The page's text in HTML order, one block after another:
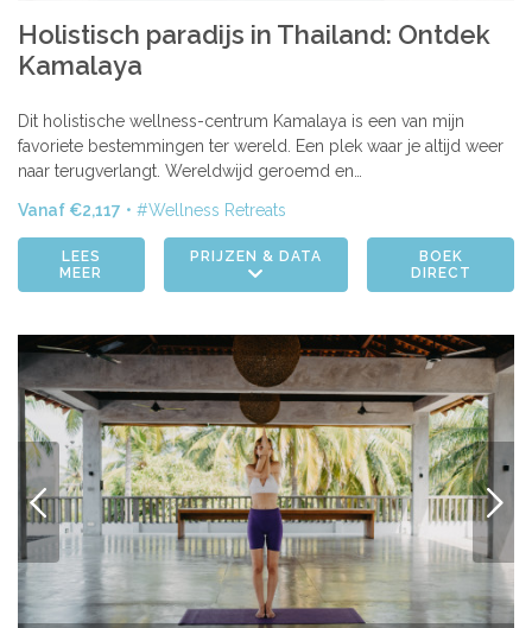
Holistisch paradijs in Thailand: Ontdek
Kamalaya
Dit holistische wellness-centrum Kamalaya is een van mijn
favoriete bestemmingen ter wereld. Een plek waar je altijd weer
naar terugverlangt. Wereldwijd geroemd en…
Vanaf €2,117 Wellness Retreats
LEES
MEER
PRIJZEN & DATA
BOEK
DIRECT
VORIGE